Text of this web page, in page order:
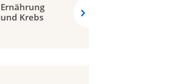
Ernährung
und Krebs